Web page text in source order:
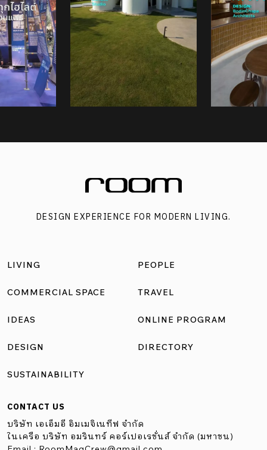
DESIGN EXPERIENCE FOR MODERN LIVING.
LIVING
COMMERCIAL SPACE
IDEAS
DESIGN
SUSTAINABILITY
PEOPLE
TRAVEL
ONLINE PROGRAM
DIRECTORY
CONTACT US
บริษัท เอเอ็มอี อิมเมจิเนทีฟ จำกัด
ในเครือ บริษัท อมรินทร์ คอร์เปอเรชั่นส์ จำกัด (มหาชน)